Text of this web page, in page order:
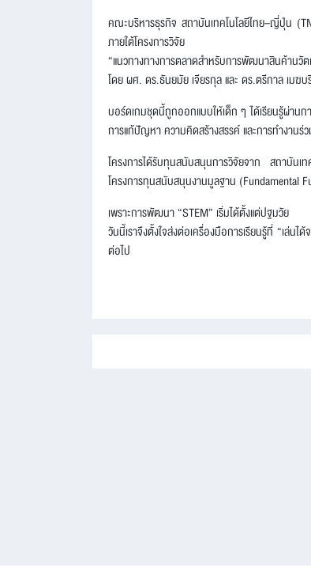
คณะบริหารธุรกิจ สถาบันเทคโนโลยีไทย–ญี่ปุ่น
ภายใต้โครงการวิจัย
“แนวทางทางการตลาดสำหรับการพัฒนาสินค้านวั
โดย ผศ. ดร.ธันยมัย เจียรกุล และ ดร.ตรีกาล เม
บอร์ดเกมชุดนี้ถูกออกแบบให้เด็ก ๆ ได้เรียนรู้ผ่าน
การแก้ปัญหา ความคิดสร้างสรรค์ และการทำงานร่
โครงการได้รับทุนสนับสนุนการวิจัยจาก สถาบั
โครงการทุนสนับสนุนงานมูลฐาน (Fundamental
เพราะการพัฒนา “STEM” เริ่มได้ตั้งแต่ปฐมวัย
วันนี้เราจึงตั้งใจส่งต่อเครื่องมือการเรียนรู้ที่ “เล่น
ต่อไป